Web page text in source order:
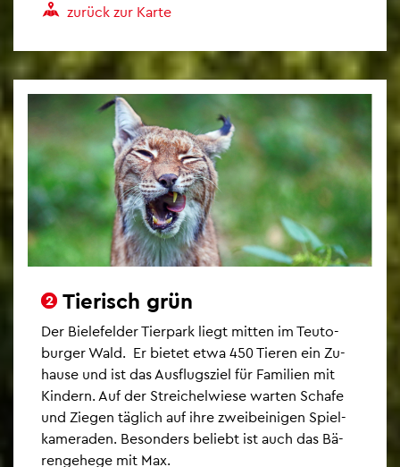
zu­rück zur Karte
2
2 Tie­risch grün
Der Bie­le­fel­der Tier­park liegt mit­ten im Teu­to­
bur­ger Wald. Er bie­tet etwa 450 Tie­ren ein Zu­
hau­se und ist das Aus­flugs­ziel für Fa­mi­li­en mit
Kin­dern. Auf der Strei­chel­wie­se war­ten Scha­fe
und Zie­gen täg­lich auf ihre zwei­bei­ni­gen Spiel­
ka­me­ra­den. Be­son­ders be­liebt ist auch das Bä­
ren­ge­he­ge mit Max.